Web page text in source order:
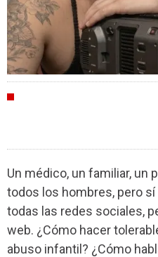
Un médico, un familiar, un
todos los hombres, pero
todas las redes sociales,
web. ¿Cómo hacer
abuso infantil? ¿Cómo